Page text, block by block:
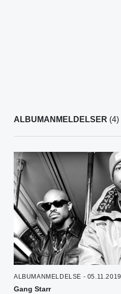
ALBUMANMELDELSER (4)
ALBUMANMELDELSE - 05.11.2019
Gang Starr